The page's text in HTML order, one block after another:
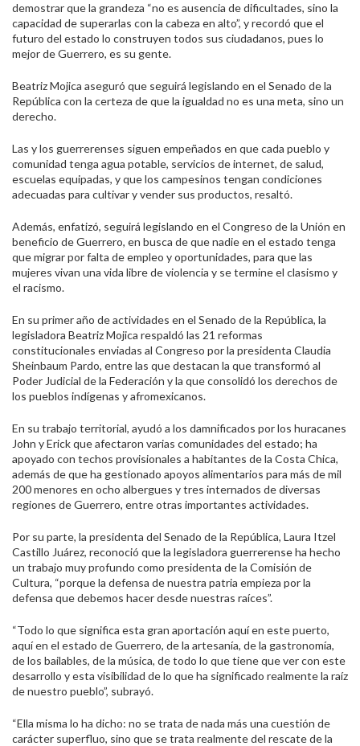
demostrar que la grandeza “no es ausencia de dificultades, sino la
capacidad de superarlas con la cabeza en alto”, y recordó que el
futuro del estado lo construyen todos sus ciudadanos, pues lo
mejor de Guerrero, es su gente.
Beatriz Mojica aseguró que seguirá legislando en el Senado de la
República con la certeza de que la igualdad no es una meta, sino un
derecho.
Las y los guerrerenses siguen empeñados en que cada pueblo y
comunidad tenga agua potable, servicios de internet, de salud,
escuelas equipadas, y que los campesinos tengan condiciones
adecuadas para cultivar y vender sus productos, resaltó.
Además, enfatizó, seguirá legislando en el Congreso de la Unión en
beneficio de Guerrero, en busca de que nadie en el estado tenga
que migrar por falta de empleo y oportunidades, para que las
mujeres vivan una vida libre de violencia y se termine el clasismo y
el racismo.
En su primer año de actividades en el Senado de la República, la
legisladora Beatriz Mojica respaldó las 21 reformas
constitucionales enviadas al Congreso por la presidenta Claudia
Sheinbaum Pardo, entre las que destacan la que transformó al
Poder Judicial de la Federación y la que consolidó los derechos de
los pueblos indígenas y afromexicanos.
En su trabajo territorial, ayudó a los damnificados por los huracanes
John y Erick que afectaron varias comunidades del estado; ha
apoyado con techos provisionales a habitantes de la Costa Chica,
además de que ha gestionado apoyos alimentarios para más de mil
200 menores en ocho albergues y tres internados de diversas
regiones de Guerrero, entre otras importantes actividades.
Por su parte, la presidenta del Senado de la República, Laura Itzel
Castillo Juárez, reconoció que la legisladora guerrerense ha hecho
un trabajo muy profundo como presidenta de la Comisión de
Cultura, “porque la defensa de nuestra patria empieza por la
defensa que debemos hacer desde nuestras raíces”.
“Todo lo que significa esta gran aportación aquí en este puerto,
aquí en el estado de Guerrero, de la artesanía, de la gastronomía,
de los bailables, de la música, de todo lo que tiene que ver con este
desarrollo y esta visibilidad de lo que ha significado realmente la raíz
de nuestro pueblo”, subrayó.
“Ella misma lo ha dicho: no se trata de nada más una cuestión de
carácter superfluo, sino que se trata realmente del rescate de la